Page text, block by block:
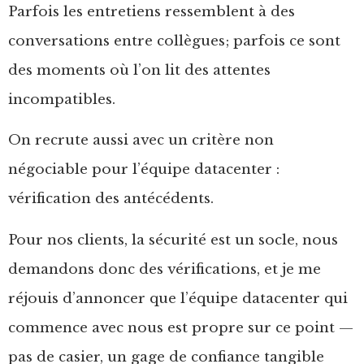
Parfois les entretiens ressemblent à des
conversations entre collègues; parfois ce sont
des moments où l’on lit des attentes
incompatibles.
On recrute aussi avec un critère non
négociable pour l’équipe datacenter :
vérification des antécédents.
Pour nos clients, la sécurité est un socle, nous
demandons donc des vérifications, et je me
réjouis d’annoncer que l’équipe datacenter qui
commence avec nous est propre sur ce point —
pas de casier, un gage de confiance tangible